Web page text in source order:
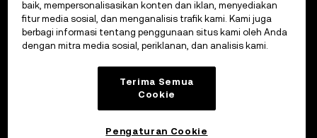
baik, mempersonalisasikan konten dan iklan, menyediakan
fitur media sosial, dan menganalisis trafik kami. Kami juga
berbagi informasi tentang penggunaan situs kami oleh Anda
dengan mitra media sosial, periklanan, dan analisis kami.
Terima Semua
Cookie
Pengaturan Cookie